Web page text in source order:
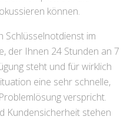
können.
Schlüsselnotdienst im
der Ihnen 24 Stunden an 7
steht und für wirklich
eine sehr schnelle,
verspricht.
Kundensicherheit stehen